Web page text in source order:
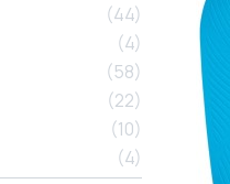
44
4
58
22
10
4